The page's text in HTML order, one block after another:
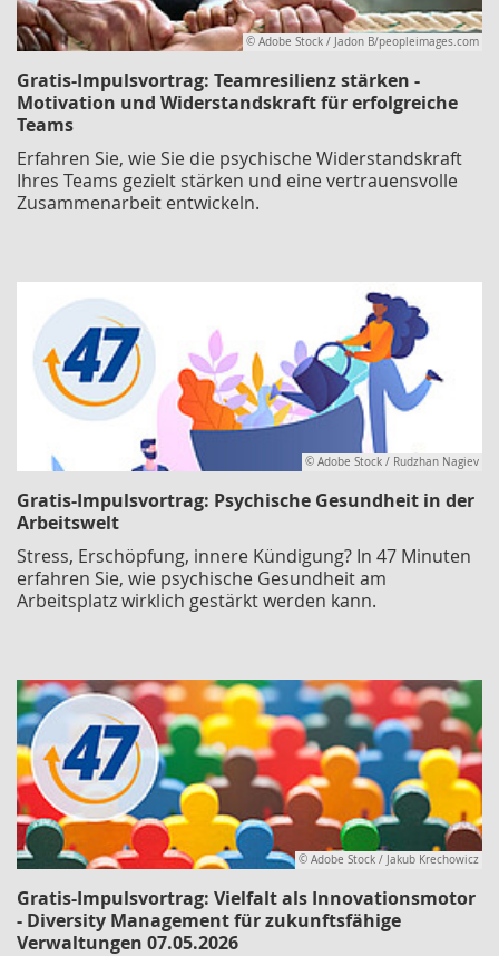
© Adobe Stock / Jadon B/peopleimages.com
Gratis-Impulsvortrag: Teamresilienz stärken -
Motivation und Widerstandskraft für erfolgreiche
Teams
Erfahren Sie, wie Sie die psychische Widerstandskraft
Ihres Teams gezielt stärken und eine vertrauensvolle
Zusammenarbeit entwickeln.
© Adobe Stock / Rudzhan Nagiev
Gratis-Impulsvortrag: Psychische Gesundheit in der
Arbeitswelt
Stress, Erschöpfung, innere Kündigung? In 47 Minuten
erfahren Sie, wie psychische Gesundheit am
Arbeitsplatz wirklich gestärkt werden kann.
© Adobe Stock / Jakub Krechowicz
Gratis-Impulsvortrag: Vielfalt als Innovationsmotor
- Diversity Management für zukunftsfähige
Verwaltungen 07.05.2026